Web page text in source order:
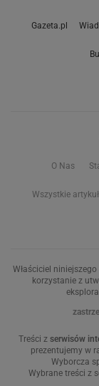
Gazeta.pl
O Nas
Wszystkie
Właściciel
korzystanie z
Treści z serwisów
prezentujemy w
Wyborcza
Wybrane treści z